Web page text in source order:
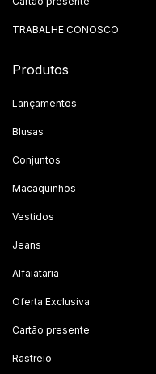
TRABALHE CONOSCO
Produtos
Lançamentos
Blusas
Conjuntos
Macaquinhos
Vestidos
Jeans
Alfaiataria
Oferta Exclusiva
Cartão presente
Rastreio